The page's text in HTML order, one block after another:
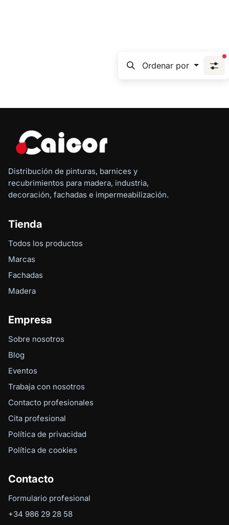
Ordenar por
Distribución de pinturas, barnices y
recubrimientos para madera, industria,
decoración, fachadas e impermeabilización.
Tienda
Todos los productos
Marcas
Fachadas
Madera
Empresa
Sobre nosotros
Blog
Eventos
Trabaja con nosotros
Contacto profesionales
Cita profesional
Política de privacidad
Política de cookies
Contacto
Formulario profesional
+34 986 29 28 58